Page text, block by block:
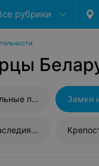
рубрики
Заповедники и национальные парки Замки
Объекты всемирного наследия ЮНЕСКО